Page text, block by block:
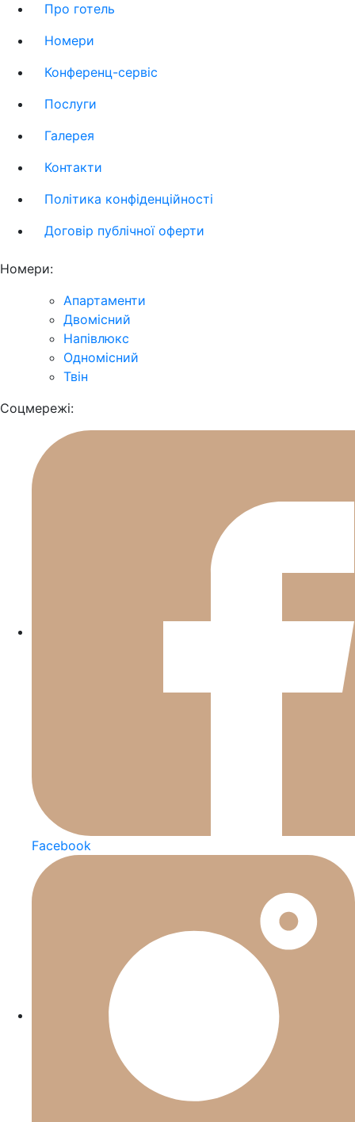
Про готель
Номери
Конференц-сервіс
Послуги
Галерея
Контакти
Політика конфіденційності
Договір публічної оферти
Номери:
Апартаменти
Двомісний
Напівлюкс
Одномісний
Твін
Соцмережі:
Facebook